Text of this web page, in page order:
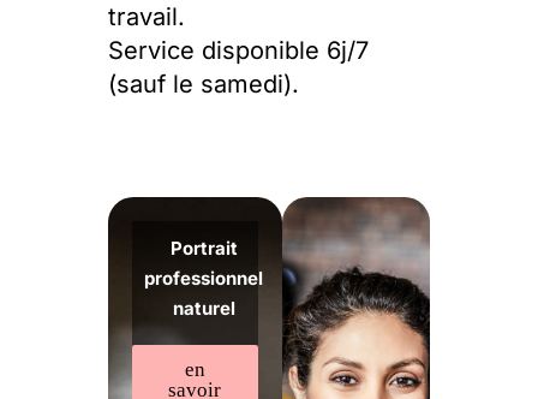
travail.
Service disponible 6j/7
(sauf le samedi).
Portrait
professionnel
naturel
en
savoir